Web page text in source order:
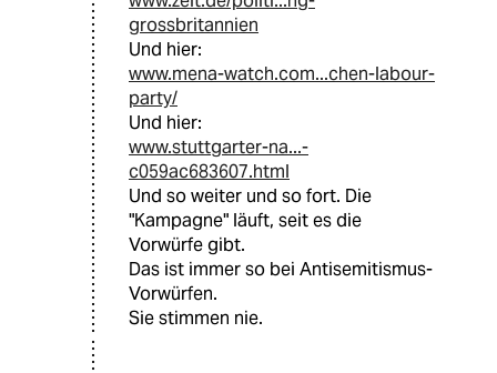
grossbritannien
Und hier:
www.mena-watch.com...chen-labour-
party/
Und hier:
www.stuttgarter-na...-
c059ac683607.html
Und so weiter und so fort. Die
"Kampagne" läuft, seit es die
Vorwürfe gibt.
Das ist immer so bei Antisemitismus-
Vorwürfen.
Sie stimmen nie.